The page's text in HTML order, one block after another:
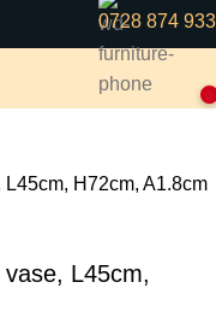
0728 874 933
0
L45cm,